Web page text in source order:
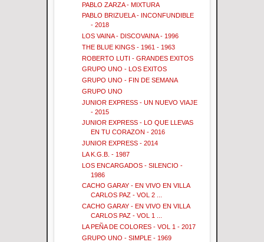
PABLO ZARZA - MIXTURA
PABLO BRIZUELA - INCONFUNDIBLE
- 2018
LOS VAINA - DISCOVAINA - 1996
THE BLUE KINGS - 1961 - 1963
ROBERTO LUTI - GRANDES EXITOS
GRUPO UNO - LOS EXITOS
GRUPO UNO - FIN DE SEMANA
GRUPO UNO
JUNIOR EXPRESS - UN NUEVO VIAJE
- 2015
JUNIOR EXPRESS - LO QUE LLEVAS
EN TU CORAZON - 2016
JUNIOR EXPRESS - 2014
LA K.G.B. - 1987
LOS ENCARGADOS - SILENCIO -
1986
CACHO GARAY - EN VIVO EN VILLA
CARLOS PAZ - VOL 2 ...
CACHO GARAY - EN VIVO EN VILLA
CARLOS PAZ - VOL 1 ...
LA PEÑA DE COLORES - VOL 1 - 2017
GRUPO UNO - SIMPLE - 1969